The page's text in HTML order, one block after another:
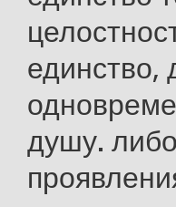
единство,
душу.